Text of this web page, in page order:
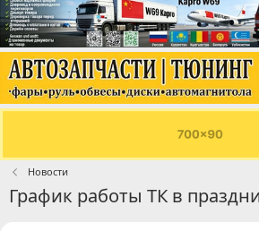
Новости
График работы ТК в